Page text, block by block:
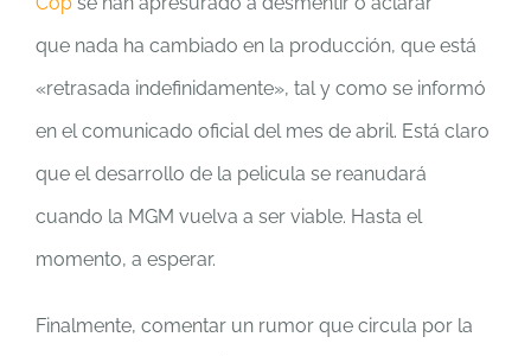
que nada ha cambiado en la producción, que está
«retrasada indefinidamente», tal y como se informó
en el comunicado oficial del mes de abril. Está claro
que el desarrollo de la pelicula se reanudará
cuando la MGM vuelva a ser viable. Hasta el
momento, a esperar.
Finalmente, comentar un rumor que circula por la